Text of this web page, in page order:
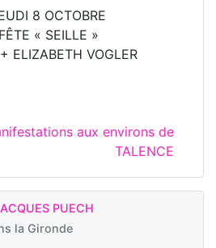
8 OCTOBRE
« SEILLE »
ELIZABETH VOGLER
aux environs de
TALENCE
PUECH
la Gironde